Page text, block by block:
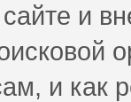
и
и как